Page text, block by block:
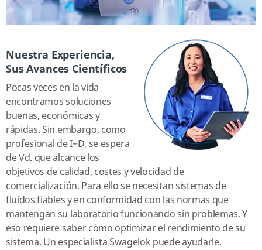
Nuestra Experiencia,
Sus Avances Científicos
Pocas veces en la vida
encontramos soluciones
buenas, económicas y
rápidas. Sin embargo, como
profesional de I+D, se espera
de Vd. que alcance los
objetivos de calidad, costes y velocidad de
comercialización. Para ello se necesitan sistemas de
fluidos fiables y en conformidad con las normas que
mantengan su laboratorio funcionando sin problemas. Y
eso requiere saber cómo optimizar el rendimiento de su
sistema. Un especialista Swagelok puede ayudarle.